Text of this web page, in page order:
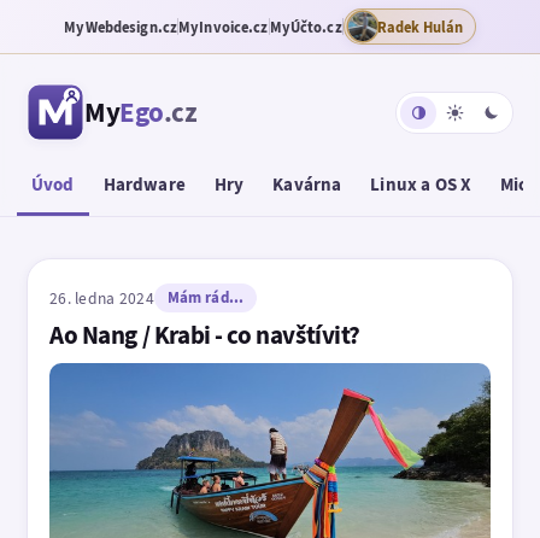
MyWebdesign.czMyInvoice.czMyÚčto.cz Radek Hulán
MyEgo.cz
Úvod Hardware Hry Kavárna Linux a OS X
26. ledna 2024 Mám rád...
Ao Nang / Krabi - co navštívit?